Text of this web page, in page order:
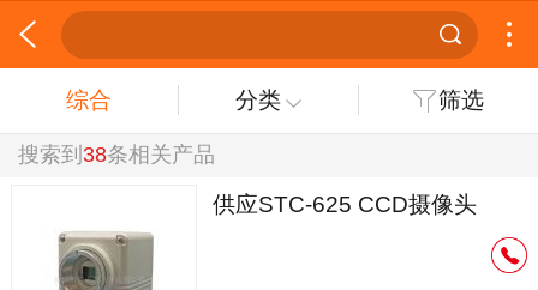
综合 分类 筛选
搜索到 38条相关产品
供应STC-625 CCD摄像头